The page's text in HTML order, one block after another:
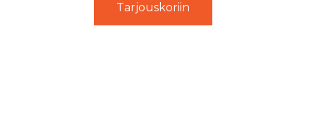
Tarjouskoriin